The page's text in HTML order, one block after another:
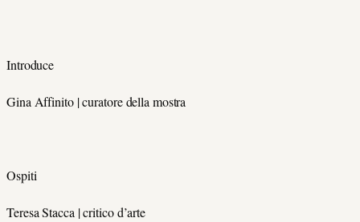
Introduce
Gina Affinito | curatore della mostra
Ospiti
Teresa Stacca | critico d’arte